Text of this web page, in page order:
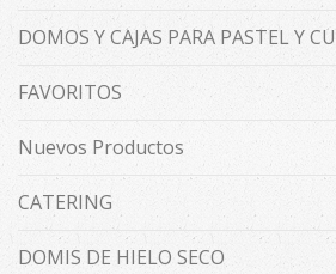
DOMOS Y CAJAS PARA PASTEL Y
FAVORITOS
Nuevos Productos
CATERING
DOMIS DE HIELO SECO